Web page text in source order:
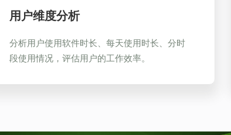
用户维度分析
分析用户使用软件时长、每天使用时长、分时
段使用情况，评估用户的工作效率。